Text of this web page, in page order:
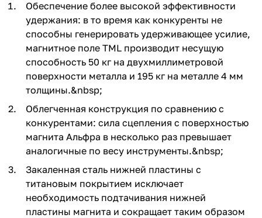
Обеспечение более высокой эффективности
удержания: в то время как конкуренты не
способны генерировать удерживающее усилие,
магнитное поле TML производит несущую
способность 50 кг на двухмиллиметровой
поверхности металла и 195 кг на металле 4 мм
толщины.&nbsp;
Облегченная конструкция по сравнению с
конкурентами: сила сцепления с поверхностью
магнита Альфра в несколько раз превышает
аналогичные по весу инструменты.&nbsp;
Закаленная сталь нижней пластины с
титановым покрытием исключает
необходимость подтачивания нижней
пластины магнита и сокращает таким образом